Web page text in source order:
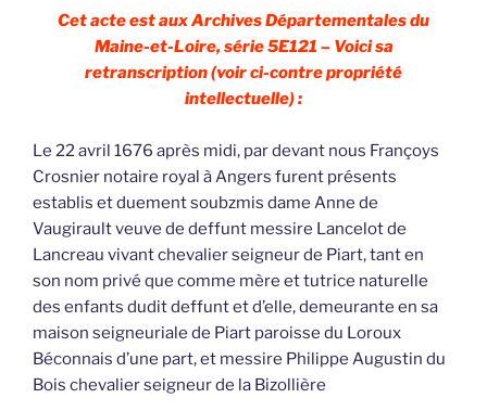
Cet acte est aux Archives Départementales du
Maine-et-Loire, série 5E121 – Voici sa
retranscription (voir ci-contre propriété
intellectuelle) :
Le 22 avril 1676 après midi, par devant nous Françoys
Crosnier notaire royal à Angers furent présents
establis et duement soubzmis dame Anne de
Vaugirault veuve de deffunt messire Lancelot de
Lancreau vivant chevalier seigneur de Piart, tant en
son nom privé que comme mère et tutrice naturelle
des enfants dudit deffunt et d’elle, demeurante en sa
maison seigneuriale de Piart paroisse du Loroux
Béconnais d’une part, et messire Philippe Augustin du
Bois chevalier seigneur de la Bizollière